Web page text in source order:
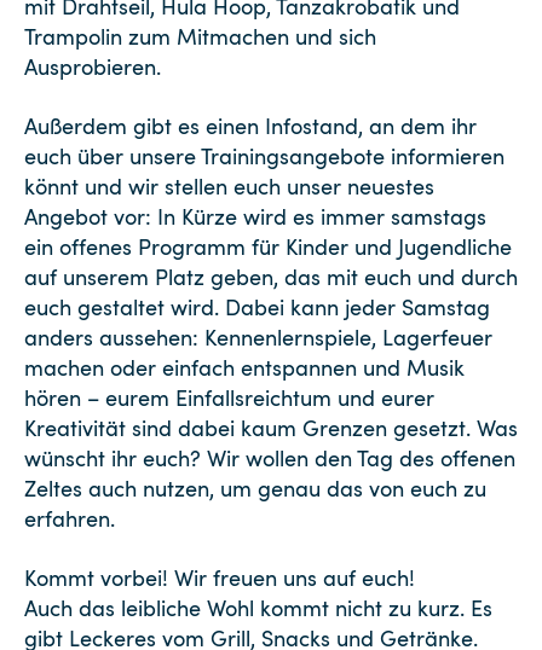
mit Drahtseil, Hula Hoop, Tanzakrobatik und
Trampolin zum Mitmachen und sich
Ausprobieren.
Außerdem gibt es einen Infostand, an dem ihr
euch über unsere Trainingsangebote informieren
könnt und wir stellen euch unser neuestes
Angebot vor: In Kürze wird es immer samstags
ein offenes Programm für Kinder und Jugendliche
auf unserem Platz geben, das mit euch und durch
euch gestaltet wird. Dabei kann jeder Samstag
anders aussehen: Kennenlernspiele, Lagerfeuer
machen oder einfach entspannen und Musik
hören – eurem Einfallsreichtum und eurer
Kreativität sind dabei kaum Grenzen gesetzt. Was
wünscht ihr euch? Wir wollen den Tag des offenen
Zeltes auch nutzen, um genau das von euch zu
erfahren.
Kommt vorbei! Wir freuen uns auf euch!
Auch das leibliche Wohl kommt nicht zu kurz. Es
gibt Leckeres vom Grill, Snacks und Getränke.